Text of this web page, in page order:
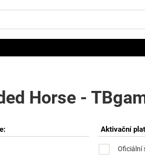
Horse -
Aktivační
Oficiální